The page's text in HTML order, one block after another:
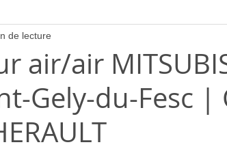
air/air
Gely-du-Fesc |
de lecture